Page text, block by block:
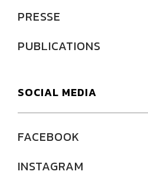
PRESSE
PUBLICATIONS
SOCIAL MEDIA
FACEBOOK
INSTAGRAM